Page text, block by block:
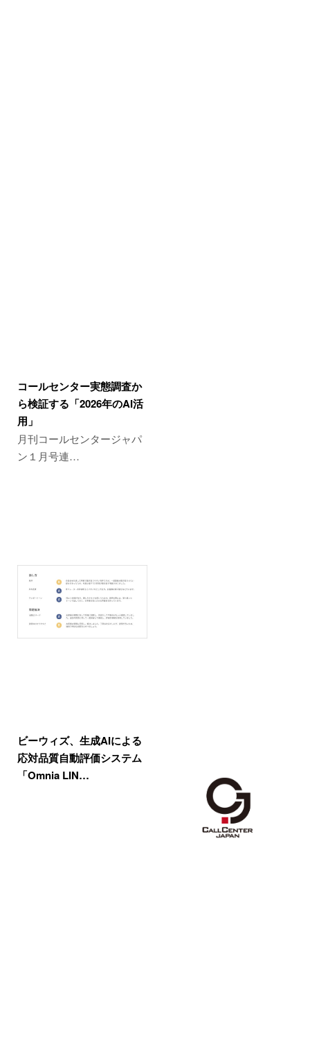
コールセンター実態調査か
ら検証する「2026年のAI活
用」
月刊コールセンタージャパ
ン１月号連…
ビーウィズ、生成AIによる
応対品質自動評価システム
「Omnia LIN…